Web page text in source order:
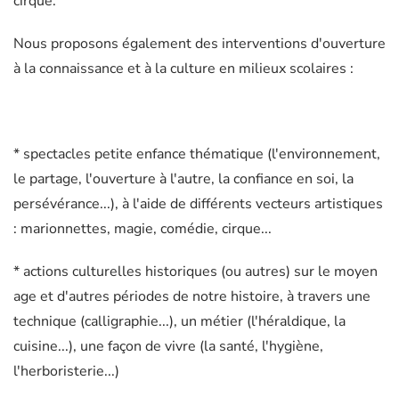
Nous proposons également des interventions d'ouverture
à la connaissance et à la culture en milieux scolaires :
* spectacles petite enfance thématique (l'environnement,
le partage, l'ouverture à l'autre, la confiance en soi, la
persévérance...), à l'aide de différents vecteurs artistiques
: marionnettes, magie, comédie, cirque...
* actions culturelles historiques (ou autres) sur le moyen
age et d'autres périodes de notre histoire, à travers une
technique (calligraphie...), un métier (l'héraldique, la
cuisine...), une façon de vivre (la santé, l'hygiène,
l'herboristerie...)